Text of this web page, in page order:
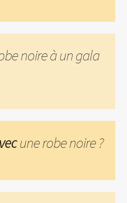
noire à un gala
une robe noire ?